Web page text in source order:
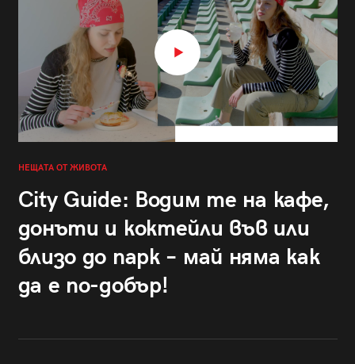
НЕЩАТА ОТ ЖИВОТА
City Guide: Водим те на кафе,
донъти и коктейли във или
близо до парк – май няма как
да е по-добър!